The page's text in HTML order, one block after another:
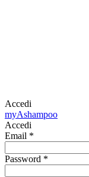
Accedi
myAshampoo
Accedi
Email *
Password *